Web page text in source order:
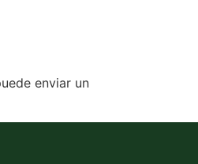
enviar un